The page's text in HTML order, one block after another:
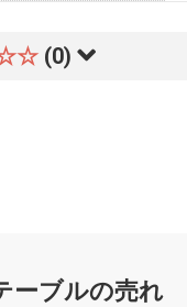
(0)
ーブルの売れ